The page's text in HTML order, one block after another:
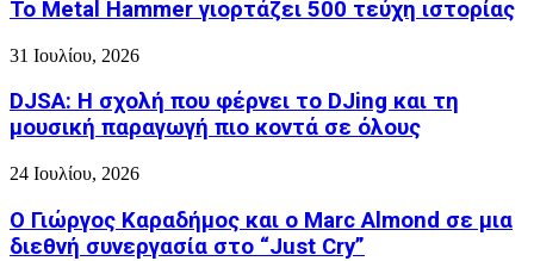
Το Metal Hammer γιορτάζει 500 τεύχη ιστορίας
31 Ιουλίου, 2026
DJSA: Η σχολή που φέρνει το DJing και τη
μουσική παραγωγή πιο κοντά σε όλους
24 Ιουλίου, 2026
Ο Γιώργος Καραδήμος και ο Marc Almond σε μια
διεθνή συνεργασία στο “Just Cry”